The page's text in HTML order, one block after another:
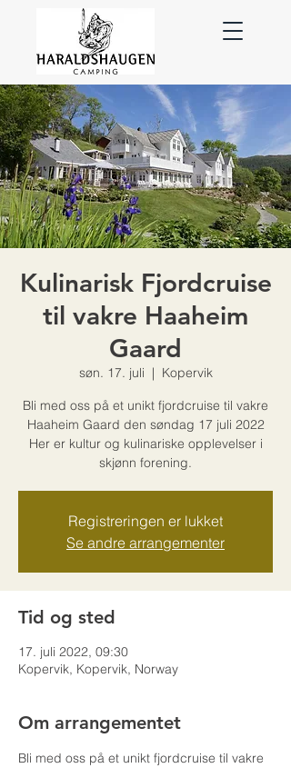
Kulinarisk Fjordcruise
til vakre Haaheim
Gaard
søn. 17. juli
  |
Kopervik
Bli med oss på et unikt fjordcruise til vakre
Haaheim Gaard den søndag 17 juli 2022
Her er kultur og kulinariske opplevelser i
skjønn forening.
Registreringen er lukket
Se andre arrangementer
Tid og sted
17. juli 2022, 09:30
Kopervik, Kopervik, Norway
Om arrangementet
Bli med oss på et unikt fjordcruise til vakre